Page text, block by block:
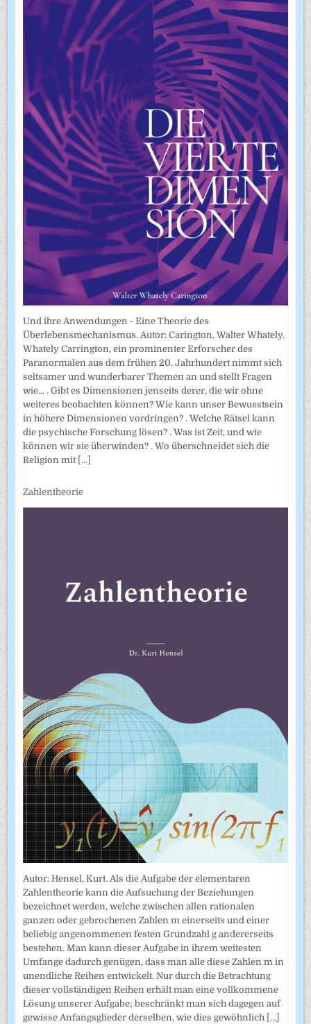
Und ihre Anwendungen - Eine Theorie des
Überlebensmechanismus. Autor: Carington, Walter Whately.
Whately Carrington, ein prominenter Erforscher des
Paranormalen aus dem frühen 20. Jahrhundert nimmt sich
seltsamer und wunderbarer Themen an und stellt Fragen
wie... . Gibt es Dimensionen jenseits derer, die wir ohne
weiteres beobachten können? Wie kann unser Bewusstsein
in höhere Dimensionen vordringen? . Welche Rätsel kann
die psychische Forschung lösen? . Was ist Zeit, und wie
können wir sie überwinden? . Wo überschneidet sich die
Religion mit [...]
Zahlentheorie
Autor: Hensel, Kurt. Als die Aufgabe der elementaren
Zahlentheorie kann die Aufsuchung der Beziehungen
bezeichnet werden, welche zwischen allen rationalen
ganzen oder gebrochenen Zahlen m einerseits und einer
beliebig angenommenen festen Grundzahl g andererseits
bestehen. Man kann dieser Aufgabe in ihrem weitesten
Umfange dadurch genügen, dass man alle diese Zahlen m in
unendliche Reihen entwickelt. Nur durch die Betrachtung
dieser vollständigen Reihen erhält man eine vollkommene
Lösung unserer Aufgabe; beschränkt man sich dagegen auf
gewisse Anfangsglieder derselben, wie dies gewöhnlich [...]